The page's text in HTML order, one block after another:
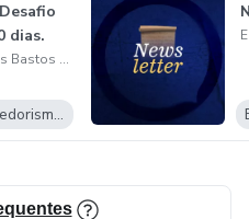
dias.
Elder Vinicius Bastos Ribeiro
Empreendedorismo Digital